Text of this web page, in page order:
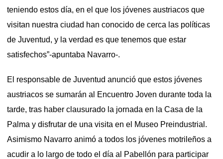
teniendo estos día, en el que los jóvenes austriacos que
visitan nuestra ciudad han conocido de cerca las políticas
de Juventud, y la verdad es que tenemos que estar
satisfechos”-apuntaba Navarro-.
El responsable de Juventud anunció que estos jóvenes
austriacos se sumarán al Encuentro Joven durante toda la
tarde, tras haber clausurado la jornada en la Casa de la
Palma y disfrutar de una visita en el Museo Preindustrial.
Asimismo Navarro animó a todos los jóvenes motrileños a
acudir a lo largo de todo el día al Pabellón para participar